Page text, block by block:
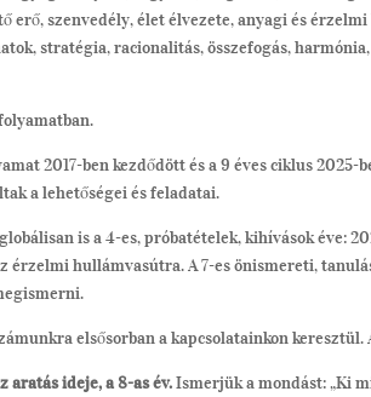
erő, szenvedély, élet élvezete, anyagi és
stratégia, racionalitás, összefogás,
2017-ben kezdődött és a 9 éves ciklus
a lehetőségei és feladatai.
is a 4-es, próbatételek, kihívások éve:
hullámvasútra. A 7-es önismereti,
elsősorban a kapcsolatainkon
aratás ideje, a 8-as év.Ismerjük a mondást: „Ki